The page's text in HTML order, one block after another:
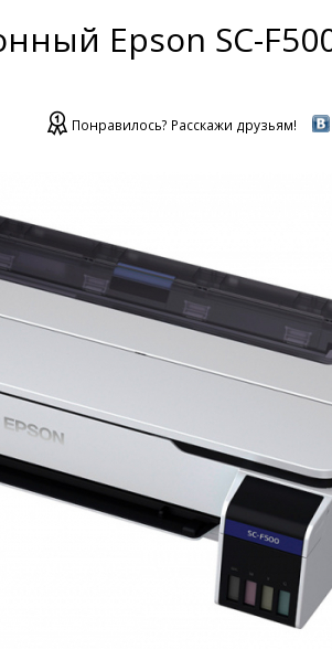
Epson SC-
Понравилось? Расскажи друзьям!